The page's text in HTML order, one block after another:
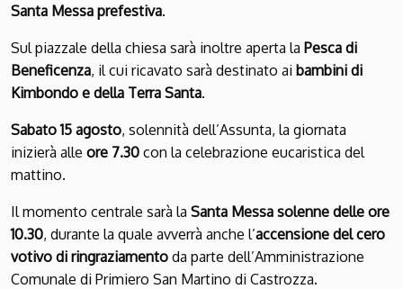
Santa Messa prefestiva.
Sul piazzale della chiesa sarà inoltre aperta la Pesca di
Beneficenza, il cui ricavato sarà destinato ai bambini di
Kimbondo e della Terra Santa.
Sabato 15 agosto, solennità dell’Assunta, la giornata
inizierà alle ore 7.30 con la celebrazione eucaristica del
mattino.
Il momento centrale sarà la Santa Messa solenne delle ore
10.30, durante la quale avverrà anche l’accensione del cero
votivo di ringraziamento da parte dell’Amministrazione
Comunale di Primiero San Martino di Castrozza.